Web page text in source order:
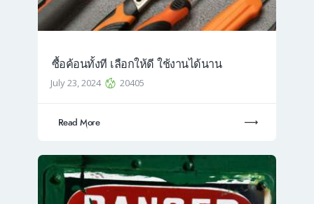
ซื้อค้อนทั้งที เลือกให้ดี ใช้งานได้นาน
July 23, 2024 20405
Read More